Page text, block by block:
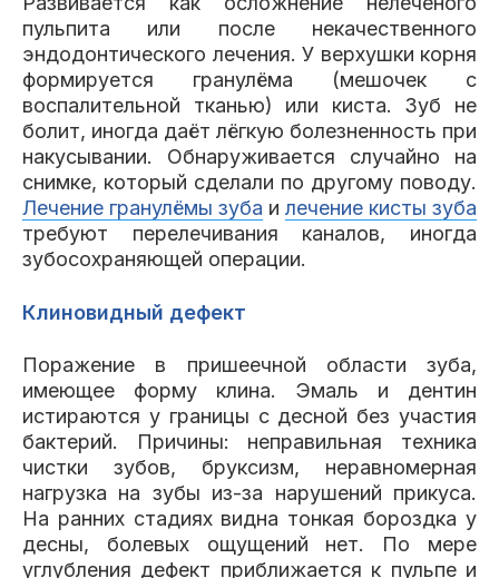
пульпита или после некачественного
эндодонтического лечения. У верхушки корня
формируется гранулёма (мешочек с
воспалительной тканью) или киста. Зуб не
болит, иногда даёт лёгкую болезненность при
накусывании. Обнаруживается случайно на
снимке, который сделали по другому поводу.
Лечение гранулёмы зуба и лечение кисты зуба
требуют перелечивания каналов, иногда
зубосохраняющей операции.
Клиновидный дефект
Поражение в пришеечной области зуба,
имеющее форму клина. Эмаль и дентин
истираются у границы с десной без участия
бактерий. Причины: неправильная техника
чистки зубов, бруксизм, неравномерная
нагрузка на зубы из-за нарушений прикуса.
На ранних стадиях видна тонкая бороздка у
десны, болевых ощущений нет. По мере
углубления дефект приближается к пульпе и